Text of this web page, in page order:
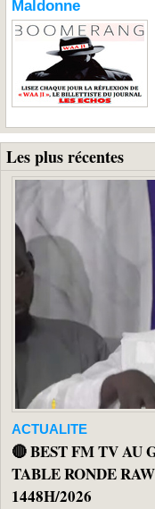
Maldonne
Les plus récentes
ACTUALITE
🔴 BEST FM TV AU
TABLE RONDE
1448H/2026